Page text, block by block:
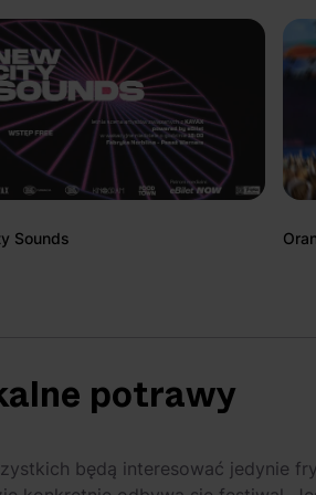
Sounds
potrawy
będą interesować jedynie